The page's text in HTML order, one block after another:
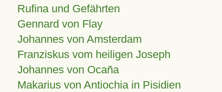
Rufina und Gefährten
Gennard von Flay
Johannes von Amsterdam
Franziskus vom heiligen Joseph
Johannes von Ocaña
Makarius von Antiochia in Pisidien